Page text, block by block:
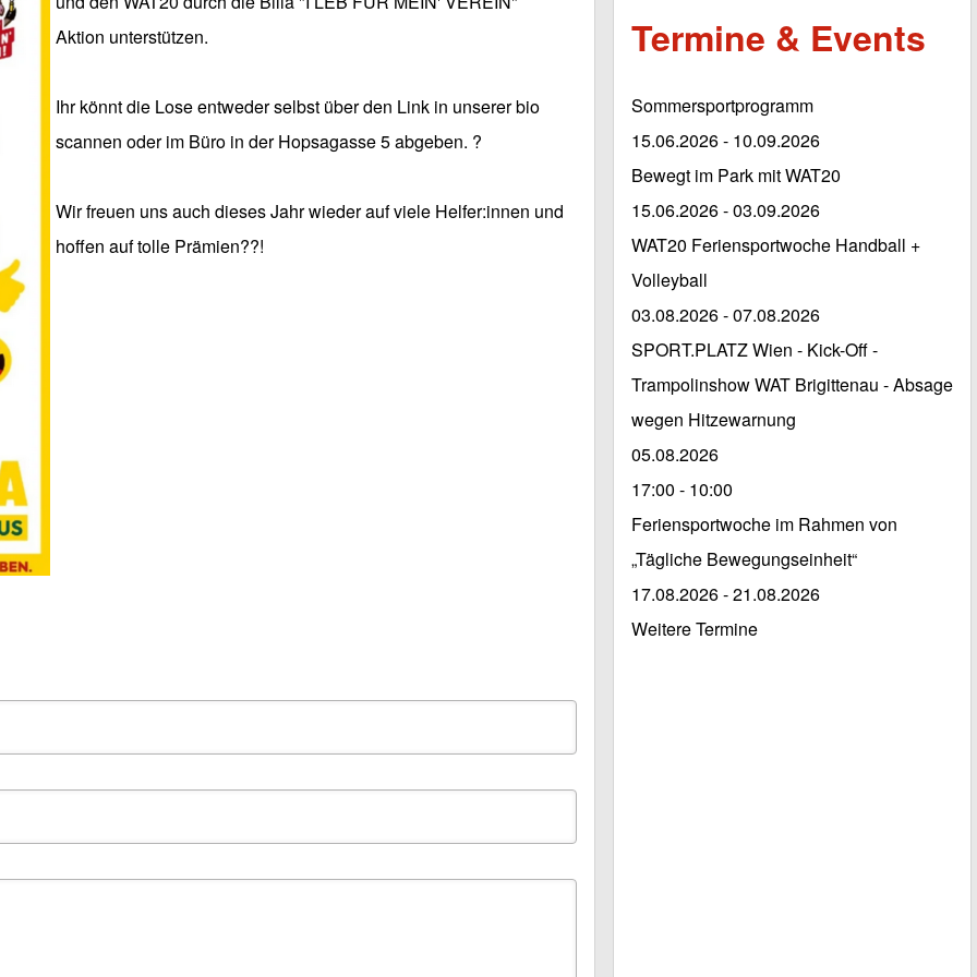
Aktion unterstützen.
Ihr könnt die Lose entweder selbst über den Link in unserer bio
scannen oder im Büro in der Hopsagasse 5 abgeben. ?
Wir freuen uns auch dieses Jahr wieder auf viele Helfer:innen und
hoffen auf tolle Prämien??!
Termine & Events
Sommersportprogramm
15.06.2026- 10.09.2026
Bewegt im Park mit WAT20
15.06.2026-03.09.2026
WAT20 Feriensportwoche Handball +
Volleyball
03.08.2026-07.08.2026
SPORT.PLATZ Wien - Kick-Off -
Trampolinshow WAT Brigittenau - Absage
wegen Hitzewarnung
05.08.2026
17:00 - 10:00
Feriensportwoche im Rahmen von
„Tägliche Bewegungseinheit“
17.08.2026-21.08.2026
Weitere Termine